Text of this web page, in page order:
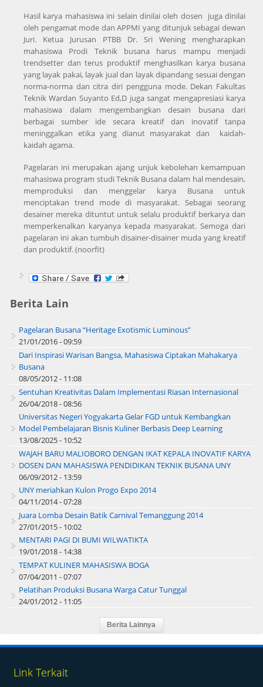
Hasil karya mahasiswa ini selain dinilai oleh dosen juga dinilai
oleh pengamat mode dan APPMI yang ditunjuk sebagai dewan
Juri. Ketua Jurusan PTBB Dr. Sri Wening mengharapkan
mahasiswa Prodi Teknik busana harus mampu menjadi
trendsetter dan terus produktif menghasilkan karya busana
yang layak pakai, layak jual dan layak dipandang sesuai dengan
norma-norma dan citra diri pengguna mode. Dekan Fakultas
Teknik Wardan Suyanto Ed,D juga sangat mengapresiasi karya
mahasiswa dalam mengembangkan desain busana dari
berbagai sumber ide secara kreatif dan inovatif tanpa
meninggalkan etika yang dianut masyarakat dan kaidah-
kaidah agama.
Pagelaran ini merupakan ajang unjuk kebolehan kemampuan
mahasiswa program studi Teknik Busana dalam hal mendesain,
memproduksi dan menggelar karya Busana untuk
menciptakan trend mode di masyarakat. Sebagai seorang
desainer mereka dituntut untuk selalu produktif berkarya dan
memperkenalkan karyanya kepada masyarakat. Semoga dari
pagelaran ini akan tumbuh disainer-disainer muda yang kreatif
dan produktif. (noorfit)
Berita Lain
Pagelaran Busana “Heritage Exotismic Luminous”
21/01/2016 - 09:59
Dari Inspirasi Warisan Bangsa, Mahasiswa Ciptakan Mahakarya
Busana
08/05/2012 - 11:08
Sentuhan Kreativitas Dalam Implementasi Riasan Internasional
26/04/2018 - 08:56
Universitas Negeri Yogyakarta Gelar FGD untuk Kembangkan
Model Pembelajaran Bisnis Kuliner Berbasis Deep Learning
13/08/2025 - 10:52
WAJAH BARU MALIOBORO DENGAN IKAT KEPALA INOVATIF KARYA
DOSEN DAN MAHASISWA PENDIDIKAN TEKNIK BUSANA UNY
06/09/2012 - 13:59
UNY meriahkan Kulon Progo Expo 2014
04/11/2014 - 07:28
Juara Lomba Desain Batik Carnival Temanggung 2014
27/01/2015 - 10:02
MENTARI PAGI DI BUMI WILWATIKTA
19/01/2018 - 14:38
TEMPAT KULINER MAHASISWA BOGA
07/04/2011 - 07:07
Pelatihan Produksi Busana Warga Catur Tunggal
24/01/2012 - 11:05
Link Terkait